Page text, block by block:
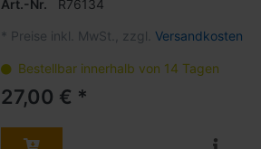
Art.-Nr. R76134
* Preise inkl. MwSt., zzgl. Versandkosten
Bestellbar innerhalb von 14 Tagen
27,00 € *